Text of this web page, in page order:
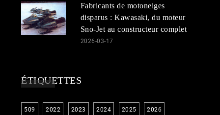
Fabricants de motoneiges
disparus : Kawasaki, du moteur
Sno-Jet au constructeur complet
2026-03-17
ÉTIQUETTES
509 2022 2023 2024 2025 2026